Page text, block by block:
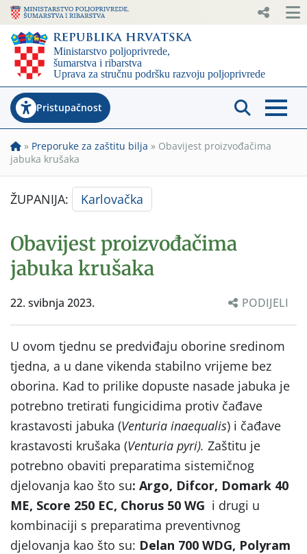
Pristupačnost
» Preporuke za zaštitu bilja » Obavijest proizvođačima
jabuka krušaka
ŽUPANIJA: Karlovačka
Obavijest proizvođačima
jabuka krušaka
22. svibnja 2023. PODIJELI
U ovom tjednu se predviđaju oborine sredinom
tjedna, a u dane vikenda stabilno vrijeme bez
oborina. Kad to prilike dopuste nasade jabuka je
potrebno tretirati fungicidima protiv čađave
krastavosti jabuka (Venturia inaequalis) i čađave
krastavosti krušaka (Venturia pyri). Zaštitu je
potrebno obaviti preparatima sistemičnog
djelovanja kao što su: Argo, Difcor, Domark 40
ME, Score 250 EC, Chorus 50 WG i drugi u
kombinaciji s preparatima preventivnog
djelovanja kao što su: Delan 700 WDG, Polyram